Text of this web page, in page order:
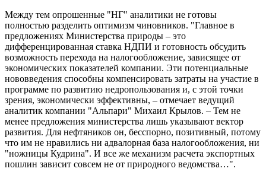
Между тем опрошенные "НГ" аналитики не готовы
полностью разделить оптимизм чиновников. "Главное в
предложениях Министерства природы – это
дифференцированная ставка НДПИ и готовность обсудить
возможность перехода на налогообложение, зависящее от
экономических показателей компании. Эти потенциальные
нововведения способны компенсировать затраты на участие в
программе по развитию недропользования и, с этой точки
зрения, экономически эффективны, – отмечает ведущий
аналитик компании "Альпари" Михаил Крылов. – Тем не
менее предложения министерства лишь указывают вектор
развития. Для нефтяников он, бесспорно, позитивный, потому
что им не нравились ни адвалорная база налогообложения, ни
"ножницы Кудрина". И все же механизм расчета экспортных
пошлин зависит совсем не от природного ведомства…".